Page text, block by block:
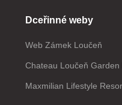
Dceřinné weby
Web Zámek Loučeň
Chateau Loučeň Garden
Maxmilian Lifestyle